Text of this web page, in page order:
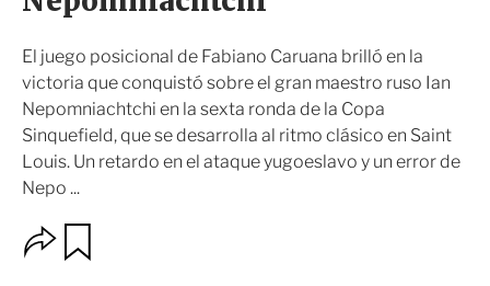
El juego posicional de Fabiano Caruana brilló en la
victoria que conquistó sobre el gran maestro ruso Ian
Nepomniachtchi en la sexta ronda de la Copa
Sinquefield, que se desarrolla al ritmo clásico en Saint
Louis. Un retardo en el ataque yugoeslavo y un error de
Nepo ...
O
p